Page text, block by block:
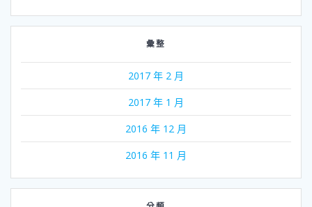
彙整
2017 年 2 月
2017 年 1 月
2016 年 12 月
2016 年 11 月